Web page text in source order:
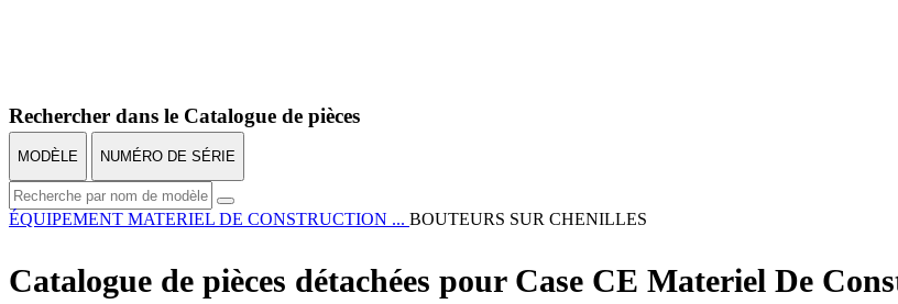
Rechercher dans le Catalogue de pièces
MODÈLE NUMÉRO DE SÉRIE
ÉQUIPEMENT MATERIEL DE CONSTRUCTION ... BOUTEURS SUR CHENILLES
Catalogue de pièces détachées pour Case CE Materiel De